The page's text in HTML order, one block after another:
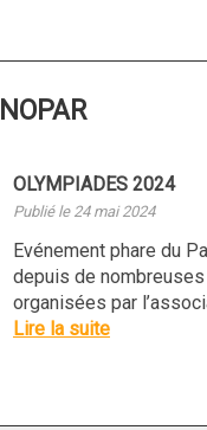
OLYMPIADES 2024
Publié le 24 mai 2024
Evénement phare du
depuis de
organisées par
Lire la suite